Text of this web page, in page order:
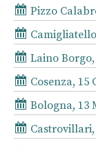
Pizzo
Laino Borgo,
Cosenza, 15
Bologna, 13
Castrovillari,